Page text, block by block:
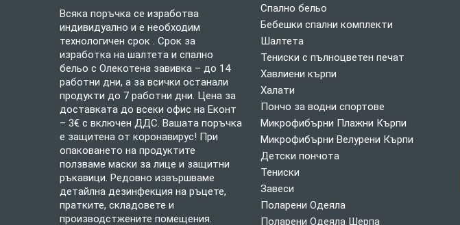
Всяка поръчка се изработва
индивидуално и е необходим
технологичен срок . Срок за
изработка на шалтета и спално
бельо с Олекотена завивка – до 14
работни дни, а за всички останали
продукти до 7 работни дни. Цена за
доставката до всеки офис на Еконт
– 3€ с включен ДДС. Вашата поръчка
е защитена от коронавирус! При
опаковането на продуктите
ползваме маски за лице и защитни
ръкавици. Редовно извършваме
детайлна дезинфекция на ръцете,
пратките, складовете и
производстжените помещения.
Спално бельо
Бебешки спални комплекти
Шалтета
Тениски с пълноцветен печат
Хавлиени кърпи
Халати
Пончо за водни спортове
Микрофибърни Плажни Кърпи
Микрофибърни Велурени Кърпи
Детски пончота
Тениски
Завеси
Поларени Одеяла
Поларени Одеяла Шерпа